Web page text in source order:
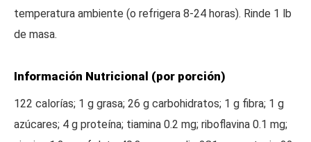
temperatura ambiente (o refrigera 8-24 horas). Rinde 1 lb
de masa.
Información Nutricional (por porción)
122 calorías; 1 g grasa; 26 g carbohidratos; 1 g fibra; 1 g
azúcares; 4 g proteína; tiamina 0.2 mg; riboflavina 0.1 mg;